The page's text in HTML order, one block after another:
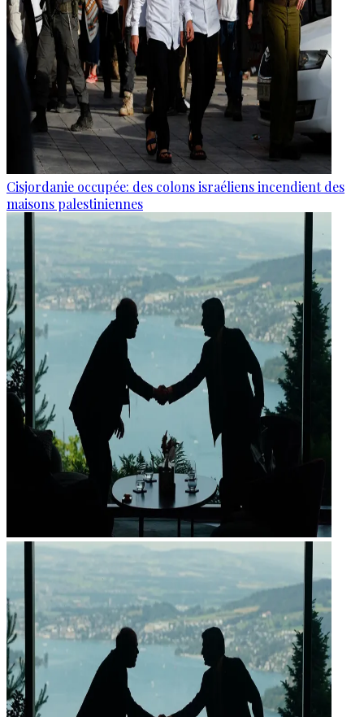
Cisjordanie occupée: des colons israéliens incendient des
maisons palestiniennes